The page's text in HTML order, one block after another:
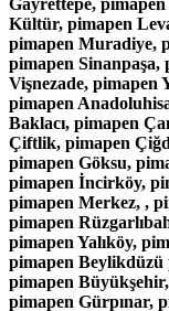
Gayrettepe,
Kültür, pimapen
pimapen Muradiye,
pimapen
Vişnezade, pimapen
pimapen
Baklacı, pimapen
Çiftlik, pimapen
pimapen Göksu,
pimapen İncirköy,
pimapen Merkez, ,
pimapen
pimapen Yalıköy,
pimapen Beylikdüzü
pimapen
pimapen Gürpınar,